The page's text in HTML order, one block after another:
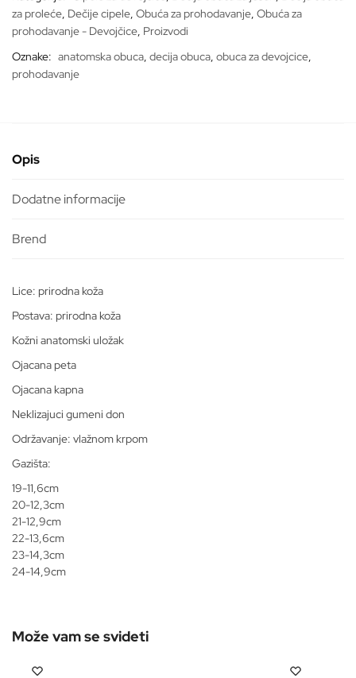
za proleće, Dečije cipele, Obuća za prohodavanje, Obuća za
prohodavanje - Devojčice, Proizvodi
Oznake: anatomska obuca, decija obuca, obuca za devojcice,
prohodavanje
Opis
Dodatne informacije
Lice: prirodna koža
Postava: prirodna koža
Kožni anatomski uložak
Ojacana peta
Ojacana kapna
Neklizajuci gumeni don
Održavanje: vlažnom krpom
Gazišta:
19-11,6cm
20-12,3cm
21-12,9cm
22-13,6cm
23-14,3cm
24-14,9cm